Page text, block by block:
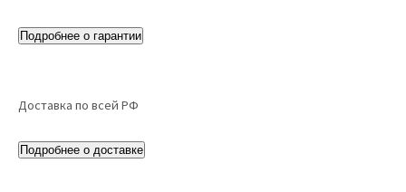
Подробнее о гарантии
Доставка по всей РФ
Подробнее о доставке